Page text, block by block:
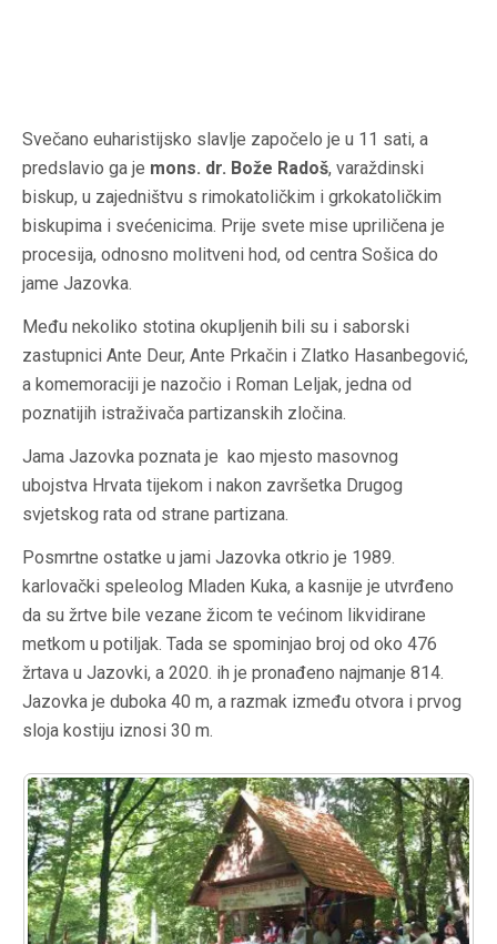
Svečano euharistijsko slavlje započelo je u 11 sati, a
predslavio ga je mons. dr. Bože Radoš, varaždinski
biskup, u zajedništvu s rimokatoličkim i grkokatoličkim
biskupima i svećenicima. Prije svete mise upriličena je
procesija, odnosno molitveni hod, od centra Sošica do
jame Jazovka.
Među nekoliko stotina okupljenih bili su i saborski
zastupnici Ante Deur, Ante Prkačin i Zlatko Hasanbegović,
a komemoraciji je nazočio i Roman Leljak, jedna od
poznatijih istraživača partizanskih zločina.
Jama Jazovka poznata je kao mjesto masovnog
ubojstva Hrvata tijekom i nakon završetka Drugog
svjetskog rata od strane partizana.
Posmrtne ostatke u jami Jazovka otkrio je 1989.
karlovački speleolog Mladen Kuka, a kasnije je utvrđeno
da su žrtve bile vezane žicom te većinom likvidirane
metkom u potiljak. Tada se spominjao broj od oko 476
žrtava u Jazovki, a 2020. ih je pronađeno najmanje 814.
Jazovka je duboka 40 m, a razmak između otvora i prvog
sloja kostiju iznosi 30 m.